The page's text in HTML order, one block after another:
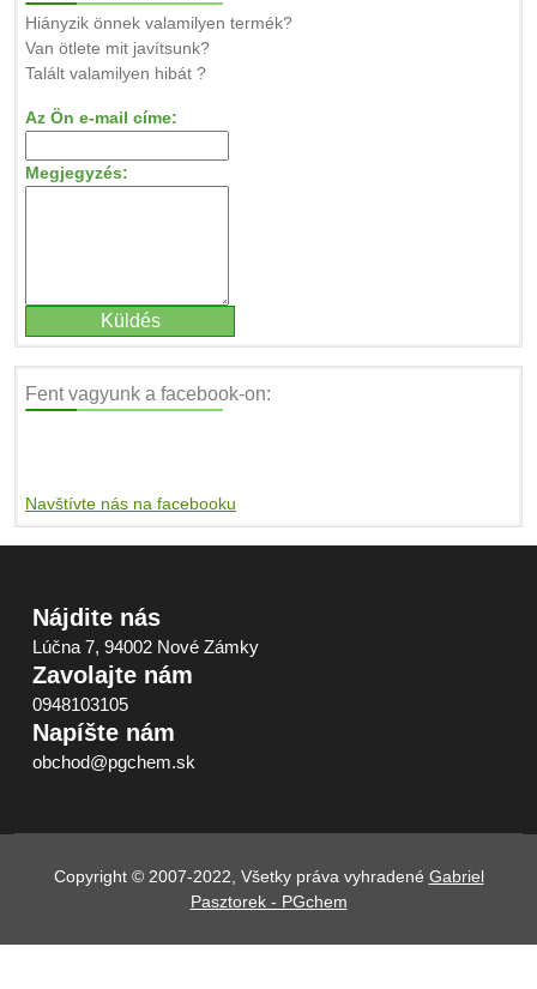
Hiányzik önnek valamilyen termék?
Van ötlete mit javítsunk?
Talált valamilyen hibát ?
Az Ön e-mail címe:
Megjegyzés:
Fent vagyunk a facebook-on:
Navštívte nás na facebooku
Nájdite nás
Lúčna 7, 94002 Nové Zámky
Zavolajte nám
0948103105
Napíšte nám
obchod@pgchem.sk
Copyright © 2007-2022, Všetky práva vyhradené Gabriel
Pasztorek - PGchem